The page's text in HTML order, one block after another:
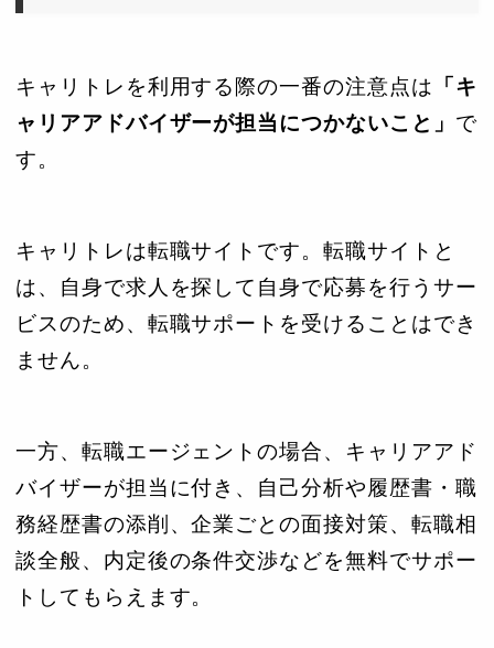
キャリトレを利用する際の一番の注意点は 「キ
ャリアアドバイザーが担当につかないこと」 で
す。
キャリトレは転職サイトです。転職サイトと
は、自身で求人を探して自身で応募を行うサー
ビスのため、転職サポートを受けることはでき
ません。
一方、転職エージェントの場合、キャリアアド
バイザーが担当に付き、自己分析や履歴書・職
務経歴書の添削、企業ごとの面接対策、転職相
談全般、内定後の条件交渉などを無料でサポー
トしてもらえます。